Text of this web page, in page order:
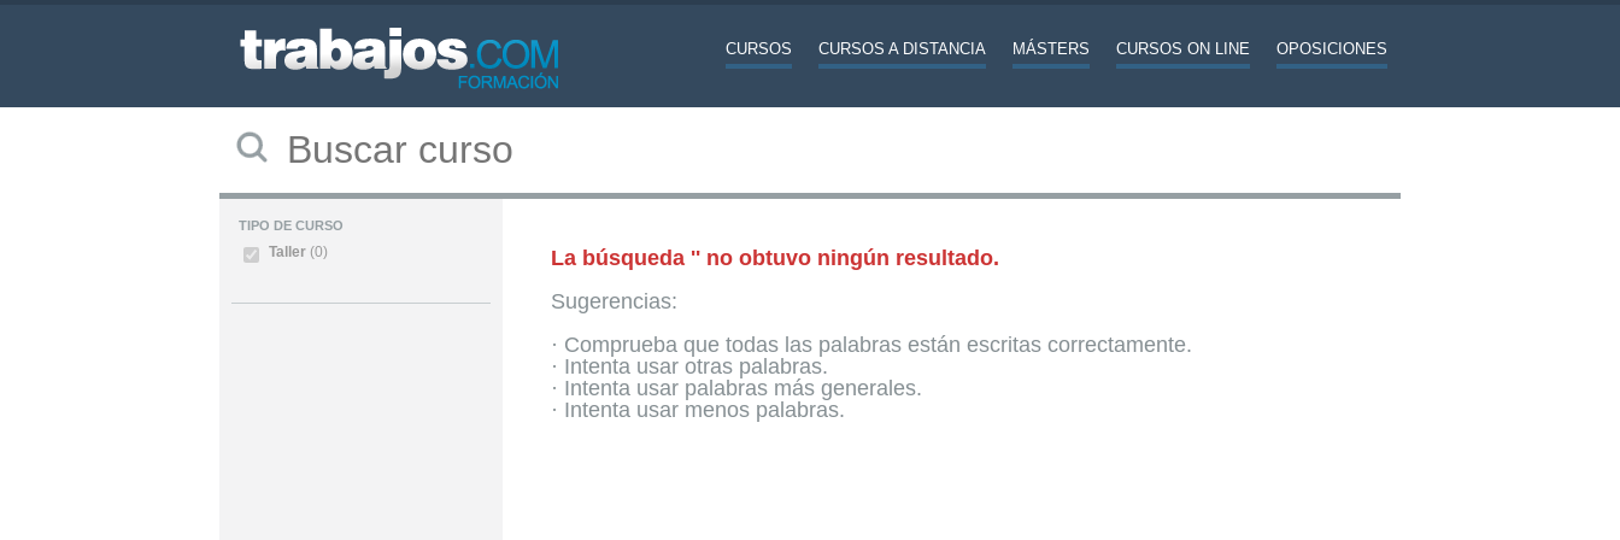
CURSOS CURSOS A DISTANCIA MÁSTERS CURSOS ON LINE OPOSICIONES
TIPO DE CURSO
Taller (0)
La búsqueda '' no obtuvo ningún resultado.
Sugerencias:
· Comprueba que todas las palabras están escritas correctamente.
· Intenta usar otras palabras.
· Intenta usar palabras más generales.
· Intenta usar menos palabras.